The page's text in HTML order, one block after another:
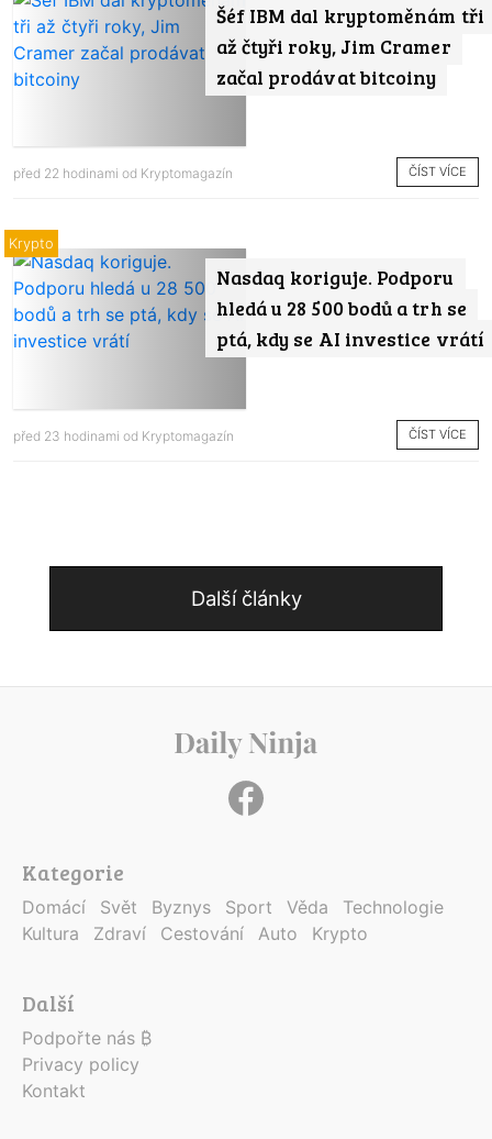
Šéf IBM dal kryptoměnám tři
až čtyři roky, Jim Cramer
začal prodávat bitcoiny
před 22 hodinami od Kryptomagazín ČÍST VÍCE
Nasdaq koriguje. Podporu
hledá u 28 500 bodů a trh se
ptá, kdy se AI investice vrátí
Krypto
před 23 hodinami od Kryptomagazín ČÍST VÍCE
Další články
Kategorie
Domácí Svět Byznys Sport Věda
Technologie
Kultura
Zdraví Cestování Auto Krypto
Další
Podpořte nás ₿
Privacy policy
Kontakt